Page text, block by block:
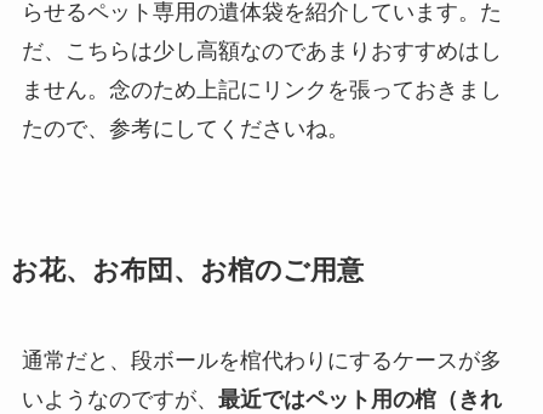
らせるペット専用の遺体袋を紹介しています。た
だ、こちらは少し高額なのであまりおすすめはし
ません。念のため上記にリンクを張っておきまし
たので、参考にしてくださいね。
お花、お布団、お棺のご用意
通常だと、段ボールを棺代わりにするケースが多
いようなのですが、 最近ではペット用の棺（きれ